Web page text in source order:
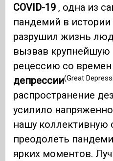
COVID-19 , одна из
пандемий в истории
разрушил жизнь
вызвав крупнейшую
рецессию со времен
депрессии(Great
распространение
усилило
нашу коллективную
преодолеть
ярких моментов.